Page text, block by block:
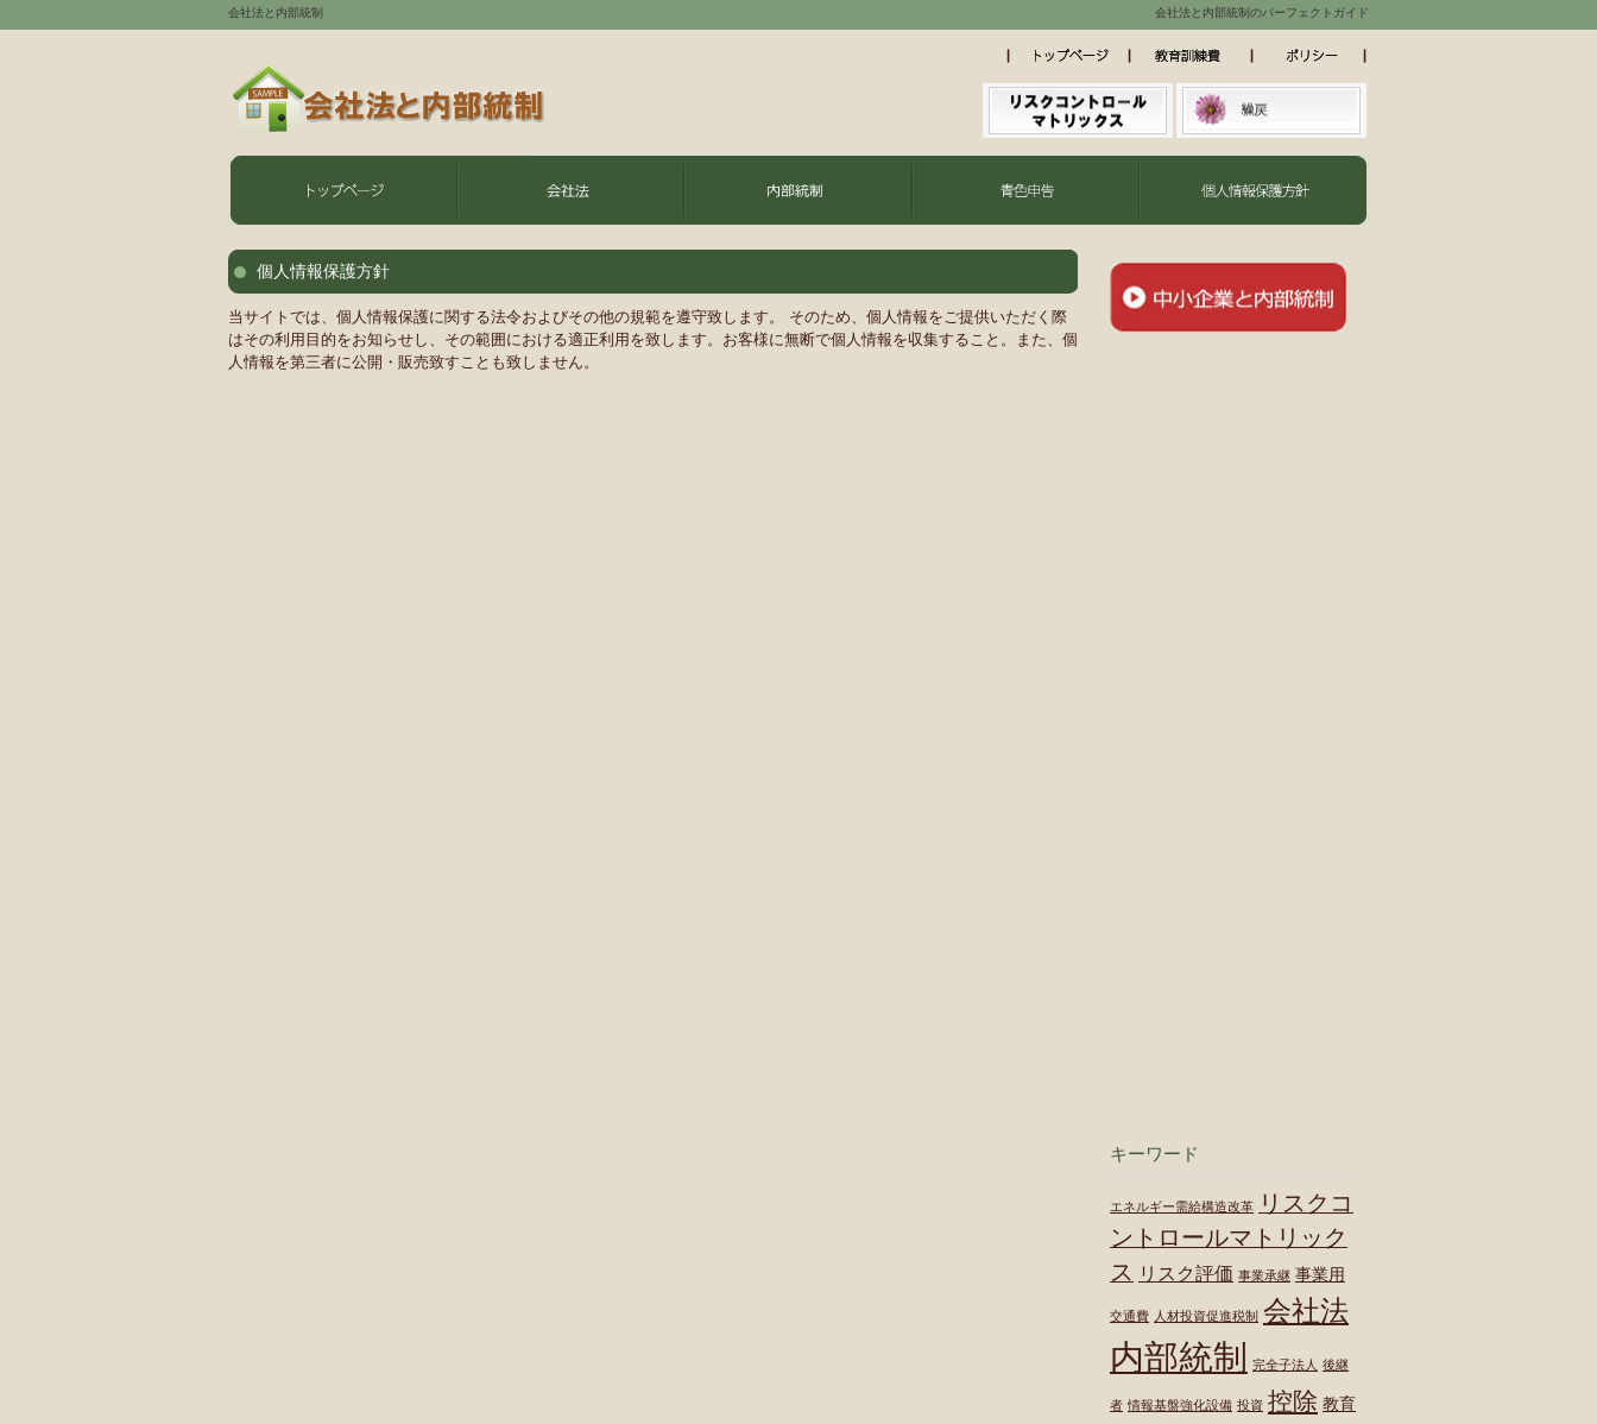
会社法と内部統制 会社法と内部統制のパーフェクトガイド
個人情報保護方針
当サイトでは、個人情報保護に関する法令およびその他の規範を遵守致します。 そのため、個人情報をご提供いただく際
はその利用目的をお知らせし、その範囲における適正利用を致します。お客様に無断で個人情報を収集すること。また、個
人情報を第三者に公開・販売致すことも致しません。
キーワード
エネルギー需給構造改革
リスクコ
ントロールマトリック
ス リスク評価 事業承継 事業用
交通費 人材投資促進税制 会社法
内部統制 完全子法人 後継
者 情報基盤強化設備 投資 控除 教育